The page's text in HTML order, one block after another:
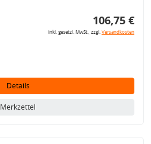
106,75 €
inkl. gesetzl. MwSt., zzgl.Versandkosten
Details
Merkzettel